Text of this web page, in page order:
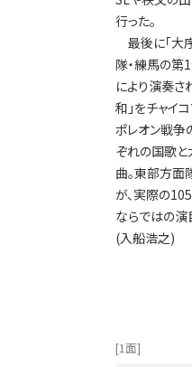
行った。
最後に「大
隊・練馬の
により演奏さ
和」をチャイ
ポレオン戦争
ぞれの国歌
曲。東部方
が、実際の
ならではの演
(入船浩之)
[1面]